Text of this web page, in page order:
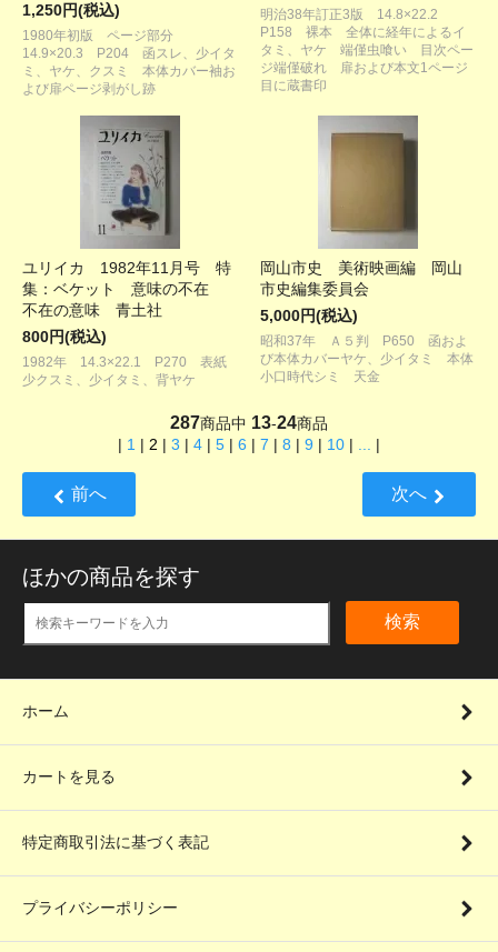
1,250円(税込)
1980年初版 ページ部分
14.9×20.3 P204 函スレ、少イタ
ミ、ヤケ、クスミ 本体カバー袖お
よび扉ページ剥がし跡
明治38年訂正3版 14.8×22.2
P158 裸本 全体に経年によるイ
タミ、ヤケ 端僅虫喰い 目次ペー
ジ端僅破れ 扉および本文1ページ
目に蔵書印
ユリイカ 1982年11月号 特
集：ベケット 意味の不在
不在の意味 青土社
800円(税込)
1982年 14.3×22.1 P270 表紙
少クスミ、少イタミ、背ヤケ
岡山市史 美術映画編 岡山
市史編集委員会
5,000円(税込)
昭和37年 Ａ５判 P650 函およ
び本体カバーヤケ、少イタミ 本体
小口時代シミ 天金
287商品中 13-24商品
| 1 | 2 | 3 | 4 | 5 | 6 | 7 | 8 | 9 | 10 | ... |
前へ 次へ
ほかの商品を探す
検索
ホーム
カートを見る
特定商取引法に基づく表記
プライバシーポリシー